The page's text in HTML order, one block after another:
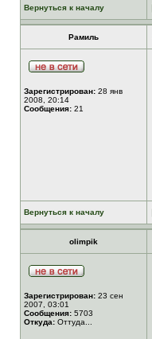
Вернуться к началу
Рамиль
Зарегистрирован: 28 янв
2008, 20:14
Сообщения: 21
Вернуться к началу
olimpik
Зарегистрирован: 23 сен
2007, 03:01
Сообщения: 5703
Откуда: Оттуда...